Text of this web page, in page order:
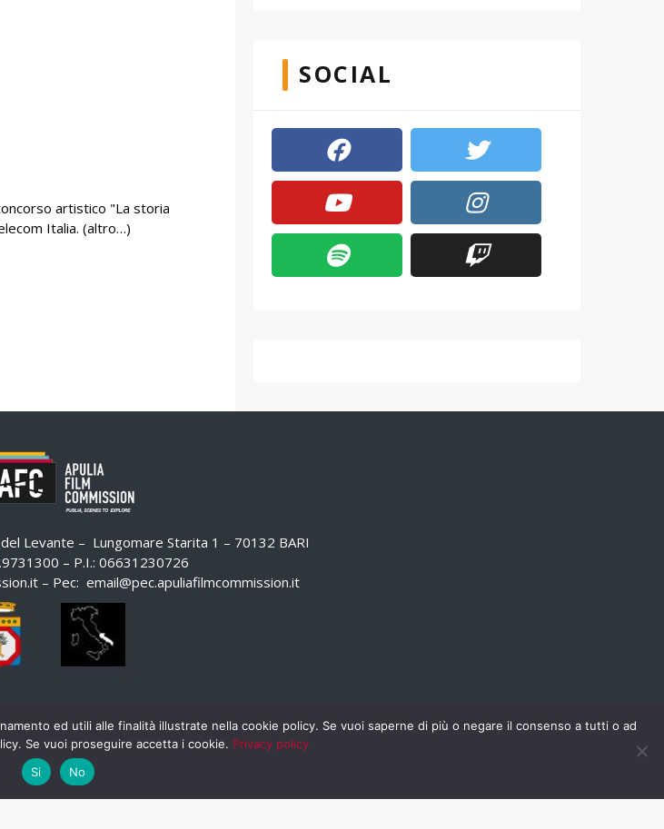
artistico "La storia
Italia. (altro…)
SOCIAL
Levante – Lungomare Starita 1 – 70132 BARI
– P.I.: 06631230726
– Pec: email@pec.apuliafilmcommission.it
ed utili alle finalità illustrate nella cookie policy. Se vuoi saperne di più o negare il consenso a tutti o ad
Se vuoi proseguire accetta i cookie. Privacy policy
Si
No